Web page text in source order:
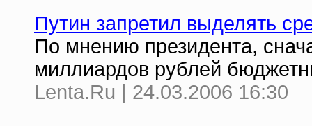
Путин запретил выделять
По мнению президента,
миллиардов рублей
Lenta.Ru | 24.03.2006 16:30